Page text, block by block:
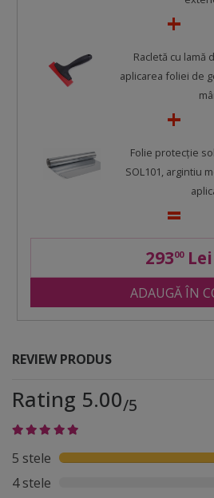
Racletă cu lamă
aplicarea foliei de
Folie protecție
SOL101, argintiu
29300Lei
ADAUGĂ ÎN
REVIEW PRODUS
Rating 5.00/5
5 stele
4 stele